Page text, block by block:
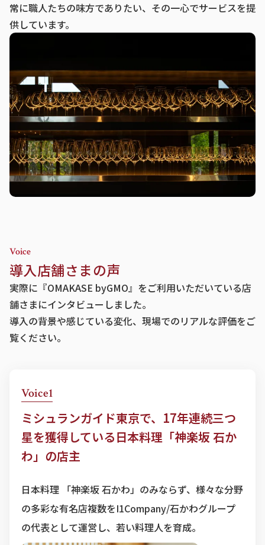
常に職人たちの味方でありたい、その一心でサービスを提
供しています。
Voice
導入店舗さまの声
実際に『OMAKASE byGMO』をご利用いただいている店
舗さまにインタビューしました。
導入の背景や感じている変化、現場でのリアルな評価をご
覧ください。
Voice1
ミシュランガイド東京で、17年連続三つ
星を獲得している日本料理「神楽坂 石か
わ」の店主
日本料理 「神楽坂 石かわ」のみならず、様々な分野
の多彩な有名店複数をI1Company/石かわグループ
の代表として運営し、若い料理人を育成。